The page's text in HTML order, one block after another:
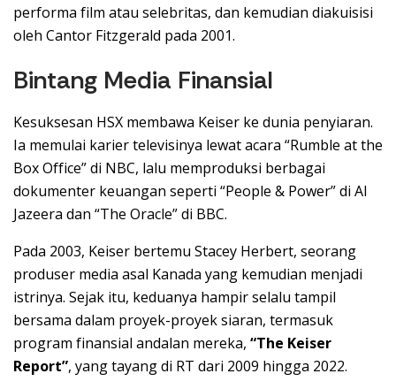
performa film atau selebritas, dan kemudian diakuisisi
oleh Cantor Fitzgerald pada 2001.
Bintang Media Finansial
Kesuksesan HSX membawa Keiser ke dunia penyiaran.
Ia memulai karier televisinya lewat acara “Rumble at the
Box Office” di NBC, lalu memproduksi berbagai
dokumenter keuangan seperti “People & Power” di Al
Jazeera dan “The Oracle” di BBC.
Pada 2003, Keiser bertemu Stacey Herbert, seorang
produser media asal Kanada yang kemudian menjadi
istrinya. Sejak itu, keduanya hampir selalu tampil
bersama dalam proyek-proyek siaran, termasuk
program finansial andalan mereka, “The Keiser
Report”, yang tayang di RT dari 2009 hingga 2022.